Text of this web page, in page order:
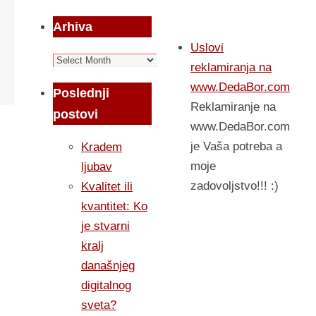
Arhiva
Arhiva
Poslednji
postovi
Kradem
ljubav
Kvalitet ili
kvantitet: Ko
je stvarni
kralj
današnjeg
digitalnog
sveta?
Uslovi
reklamiranja na
www.DedaBor.com
Reklamiranje na
www.DedaBor.com
je Vaša potreba a
moje
zadovoljstvo!!! :)